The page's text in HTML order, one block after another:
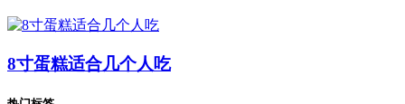
8寸蛋糕适合几个人吃